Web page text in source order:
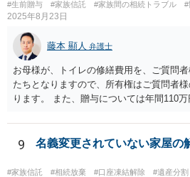
#生前贈与 #家族信託 #家族間の相続トラブル #
2025年8月23日
藤本 顯人 弁護士
お母様が、トイレの修繕費用を、ご質問
たちとなりますので、所有権はご質問者
ります。 また、贈与については年間110
9 名義変更されていない家屋の
#家族信託 #相続放棄 #口座凍結解除 #遺産分割